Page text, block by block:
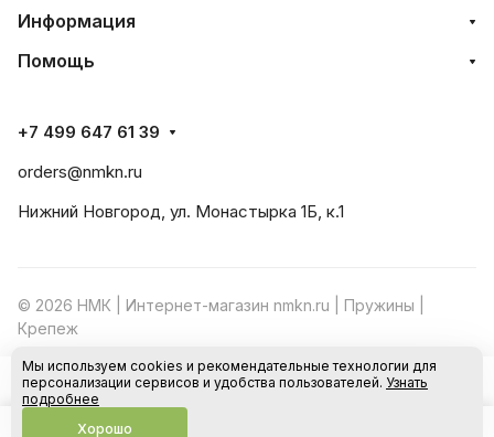
В корзину
Информация
Помощь
+7 499 647 61 39
orders@nmkn.ru
Нижний Новгород, ул. Монастырка 1Б, к.1
© 2026 НМК | Интернет-магазин nmkn.ru | Пружины |
Крепеж
Конфиденциальность Оферта
Мы используем cookies и рекомендательные технологии для
персонализации сервисов и удобства пользователей. Узнать
подробнее
Хорошо